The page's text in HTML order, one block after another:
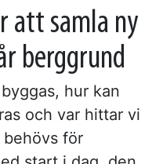
att samla ny
berggrund
hur kan
och var hittar vi
för